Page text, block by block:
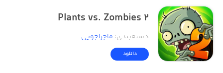
Plants vs. Zombies 2
دسته‌بندی: ماجراجویی
دانلود